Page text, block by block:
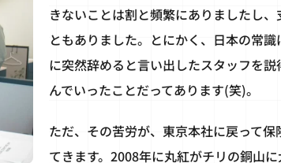
きないことは割と頻繁にありましたし
ともありました。とにかく、日本の常
に突然辞めると言い出したスタッフを
んでいったことだってあります(笑)。
ただ、その苦労が、東京本社に戻って
てきます。2008年に丸紅がチリの銅山